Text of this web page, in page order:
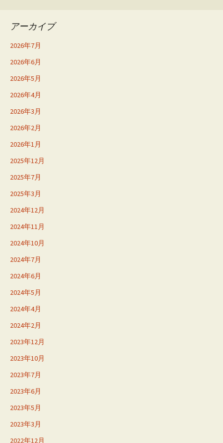
アーカイブ
2026年7月
2026年6月
2026年5月
2026年4月
2026年3月
2026年2月
2026年1月
2025年12月
2025年7月
2025年3月
2024年12月
2024年11月
2024年10月
2024年7月
2024年6月
2024年5月
2024年4月
2024年2月
2023年12月
2023年10月
2023年7月
2023年6月
2023年5月
2023年3月
2022年12月